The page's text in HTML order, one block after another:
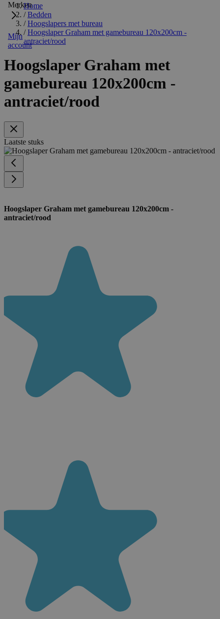
Merken
Mijn
account
Home
/ Bedden
/ Hoogslapers met bureau
/ Hoogslaper Graham met gamebureau 120x200cm -
antraciet/rood
Hoogslaper Graham met
gamebureau 120x200cm -
antraciet/rood
Laatste stuks
Hoogslaper Graham met gamebureau 120x200cm -
antraciet/rood